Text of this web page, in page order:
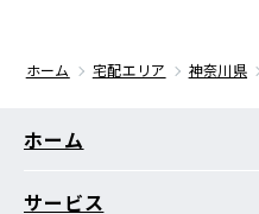
ホーム 宅配エリア 神奈川県
ホーム
サービス